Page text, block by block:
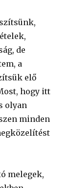
de
a
elő
hogy itt
olyan
minden
melegek,